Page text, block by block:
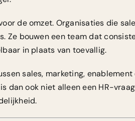
de omzet. Organisaties die
Ze bouwen een team dat
in plaats van toevallig.
sales, marketing,
dan ook niet alleen een HR-